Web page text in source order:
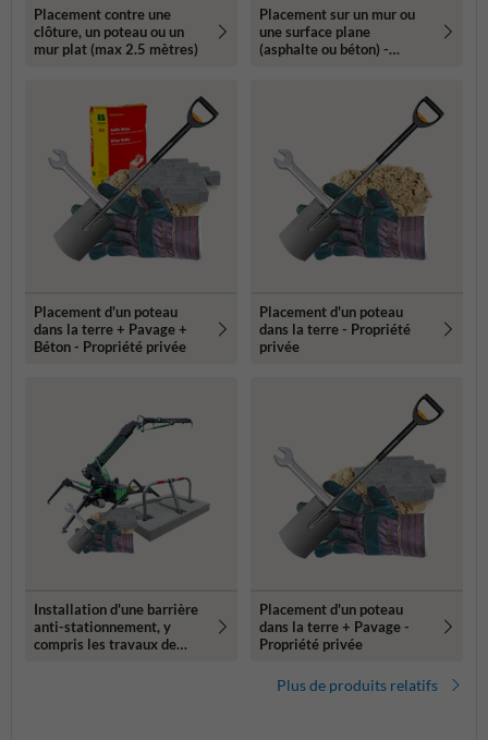
Placement contre une
clôture, un poteau ou un
mur plat (max 2.5 mètres)
Placement sur un mur ou
une surface plane
(asphalte ou béton) -
Placement d'un poteau
dans la terre + Pavage +
Béton - Propriété privée
Placement d'un poteau
dans la terre - Propriété
privée
Installation d'une barrière
anti-stationnement, y
compris les travaux de
Placement d'un poteau
dans la terre + Pavage -
Propriété privée
Plus de produits relatifs